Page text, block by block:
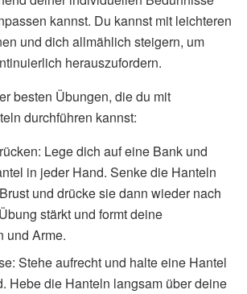
kannst. Du kannst mit leichteren
und dich allmählich steigern, um
herauszufordern.
besten Übungen, die du mit
durchführen kannst:
Lege dich auf eine Bank und
in jeder Hand. Senke die Hanteln
und drücke sie dann wieder nach
stärkt und formt deine
und Arme.
Stehe aufrecht und halte eine Hantel
Hebe die Hanteln langsam über deine